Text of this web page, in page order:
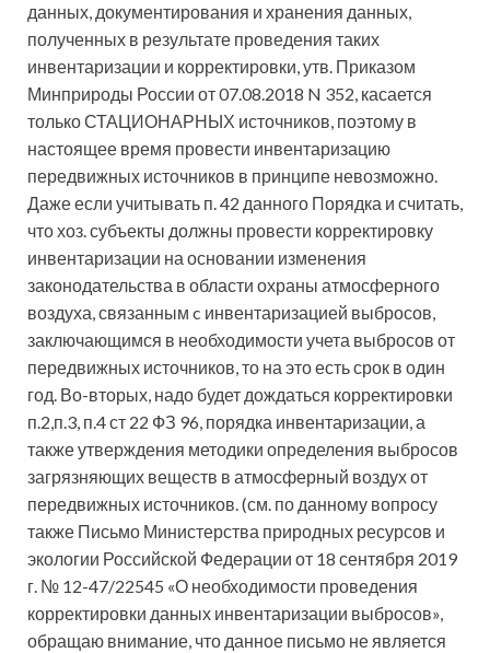
данных, документирования и хранения данных,
полученных в результате проведения таких
инвентаризации и корректировки, утв. Приказом
Минприроды России от 07.08.2018 N 352, касается
только СТАЦИОНАРНЫХ источников, поэтому в
настоящее время провести инвентаризацию
передвижных источников в принципе невозможно.
Даже если учитывать п. 42 данного Порядка и считать,
что хоз. субъекты должны провести корректировку
инвентаризации на основании изменения
законодательства в области охраны атмосферного
воздуха, связанным c инвентаризацией выбросов,
заключающимся в необходимости учета выбросов от
передвижных источников, то на это есть срок в один
год. Во-вторых, надо будет дождаться корректировки
п.2,п.3, п.4 ст 22 ФЗ 96, порядка инвентаризации, а
также утверждения методики определения выбросов
загрязняющих веществ в атмосферный воздух от
передвижных источников. (см. по данному вопросу
также Письмо Министерства природных ресурсов и
экологии Российской Федерации от 18 сентября 2019
г. № 12-47/22545 «О необходимости проведения
корректировки данных инвентаризации выбросов»,
обращаю внимание, что данное письмо не является